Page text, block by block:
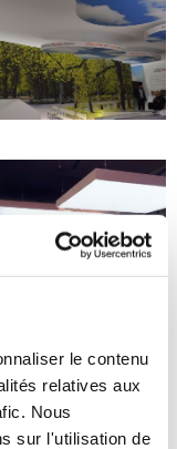
le contenu
relatives aux
Nous
sur l'utilisation de